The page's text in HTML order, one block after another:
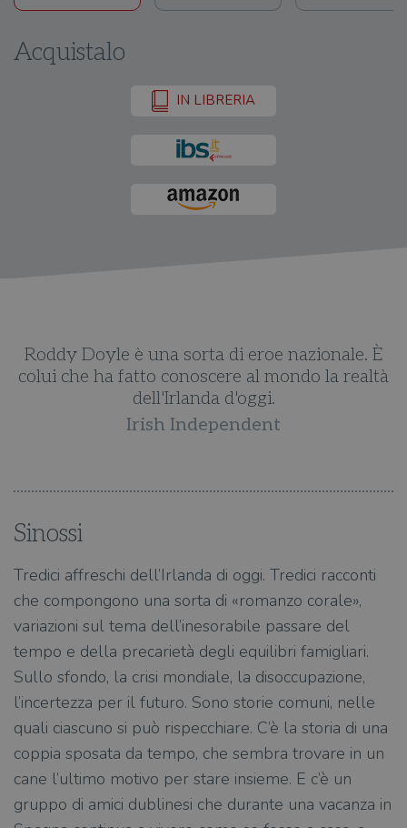
Acquistalo
IN LIBRERIA
Roddy Doyle è una sorta di eroe nazionale. È
colui che ha fatto conoscere al mondo la realtà
dell'Irlanda d'oggi.
Irish Independent
Sinossi
Tredici affreschi dell’Irlanda di oggi. Tredici racconti
che compongono una sorta di «romanzo corale»,
variazioni sul tema dell’inesorabile passare del
tempo e della precarietà degli equilibri famigliari.
Sullo sfondo, la crisi mondiale, la disoccupazione,
l’incertezza per il futuro. Sono storie comuni, nelle
quali ciascuno si può rispecchiare. C’è la storia di una
coppia sposata da tempo, che sembra trovare in un
cane l’ultimo motivo per stare insieme. E c’è un
gruppo di amici dublinesi che durante una vacanza in